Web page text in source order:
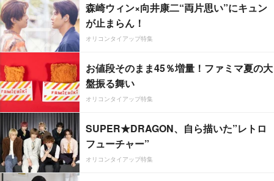
森崎ウィン×向井康二“両片思い”にキュン
が止まらん！
オリコンタイアップ特集
お値段そのまま45％増量！ファミマ夏の大
盤振る舞い
オリコンタイアップ特集
SUPER★DRAGON、自ら描いた”レトロ
フューチャー”
オリコンタイアップ特集